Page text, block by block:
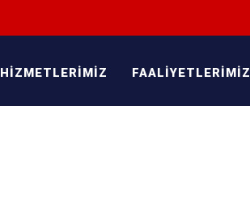
HİZMETLERİMİZ FAALİYETLERİMİZ